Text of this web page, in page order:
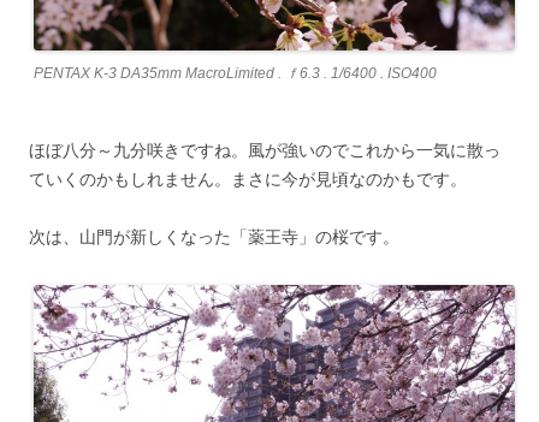
PENTAX K-3 DA35mm MacroLimited . ｆ6.3 . 1/6400 . ISO400
ほぼ八分～九分咲きですね。風が強いのでこれから一気に散っ
ていくのかもしれません。まさに今が見頃なのかもです。
次は、山門が新しくなった「薬王寺」の桜です。